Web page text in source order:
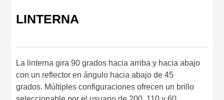
LINTERNA
La linterna gira 90 grados hacia arriba y hacia abajo
con un reflector en ángulo hacia abajo de 45
grados. Múltiples configuraciones ofrecen un brillo